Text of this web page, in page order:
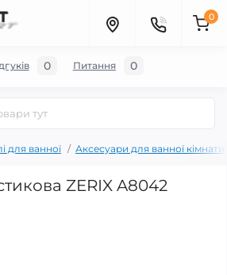
0
для ванної Аксесуари для ванної кімнати
ZERIX A8042
0 Питання 0